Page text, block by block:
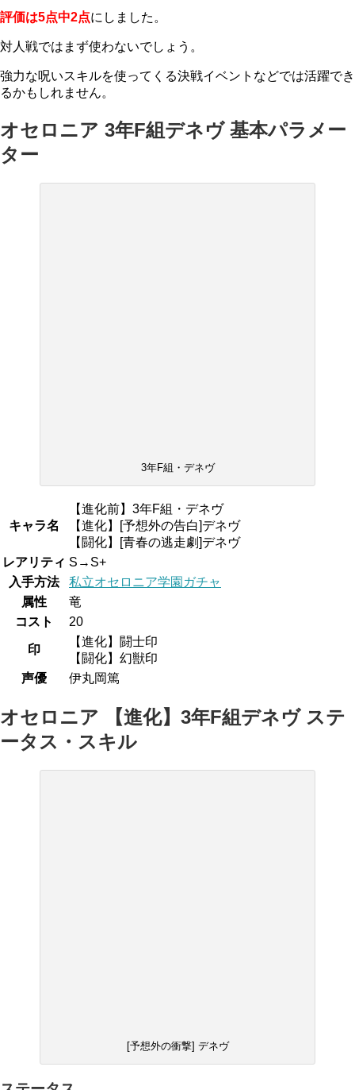
評価は5点中2点にしました。
対人戦ではまず使わないでしょう。
強力な呪いスキルを使ってくる決戦イベントなどでは活躍でき
るかもしれません。
オセロニア 3年F組デネヴ 基本パラメー
ター
3年F組・デネヴ
キャラ名
【進化前】3年F組・デネヴ
【進化】[予想外の告白]デネヴ
【闘化】[青春の逃走劇]デネヴ
レアリティ S→S+
入手方法
私立オセロニア学園ガチャ
属性
竜
コスト
20
印
【進化】闘士印
【闘化】幻獣印
声優
伊丸岡篤
オセロニア 【進化】3年F組デネヴ ステ
ータス・スキル
[予想外の衝撃] デネヴ